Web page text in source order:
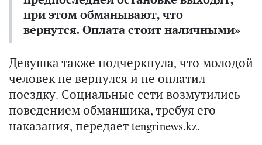
при этом обманывают, что
вернутся. Оплата стоит наличными»
Девушка также подчеркнула, что молодой
человек не вернулся и не оплатил
поездку. Социальные сети возмутились
поведением обманщика, требуя его
наказания, передаетtengrinews.kz.